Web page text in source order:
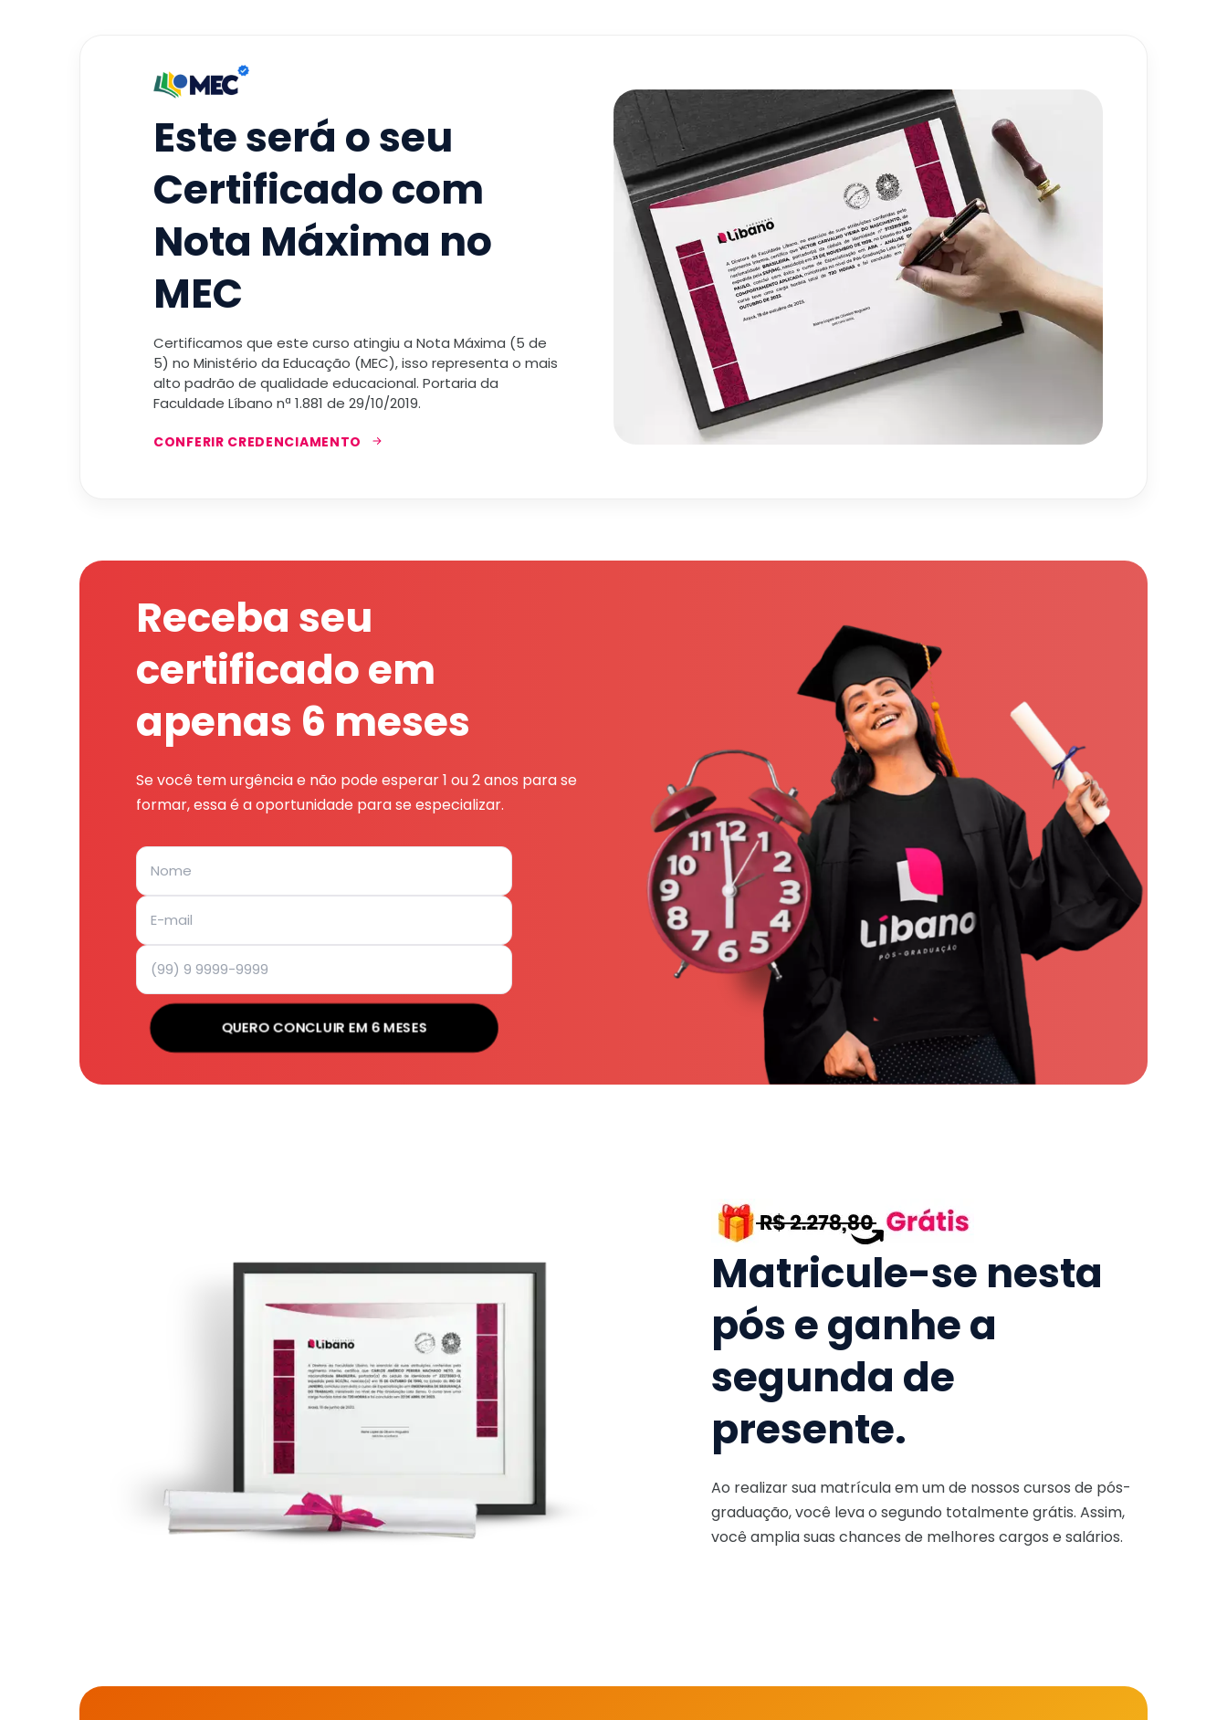
Thinking
TOTAL:
Este será o seu
Certificado com
Nota Máxima no
MEC
Certificamos que este curso atingiu a Nota Máxima (5 de
5) no Ministério da Educação (MEC), isso representa o mais
alto padrão de qualidade educacional. Portaria da
Faculdade Líbano nª 1.881 de 29/10/2019.
CONFERIR CREDENCIAMENTO
Receba seu
certificado em
apenas 6 meses
Se você tem urgência e não pode esperar 1 ou 2 anos para se
formar, essa é a oportunidade para se especializar.
QUERO CONCLUIR EM 6 MESES
Matricule-se nesta
pós e ganhe a
segunda de
presente.
Ao realizar sua matrícula em um de nossos cursos de pós-
graduação, você leva o segundo totalmente grátis. Assim,
você amplia suas chances de melhores cargos e salários.